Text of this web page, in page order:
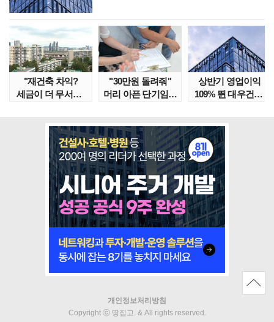
"재건축 차익?
세금이 더 무서워"
"30만원 돌려줘"
머리 아픈 단기임대
상반기 영업이익
109% 뛴 대우건설,
개인정보처리방침
Copyright ⓒ 땅집고. & All rights reserved.